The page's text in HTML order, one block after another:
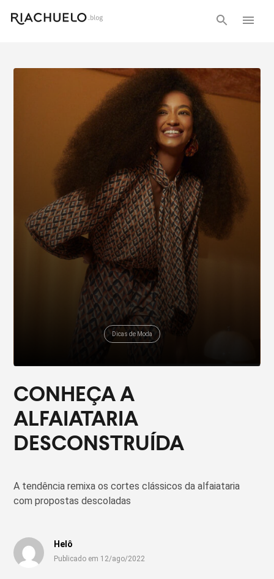
Dicas de Moda
CONHEÇA A
ALFAIATARIA
DESCONSTRUÍDA
A tendência remixa os cortes clássicos da alfaiataria
com propostas descoladas
Helô
Publicado em 12/ago/2022